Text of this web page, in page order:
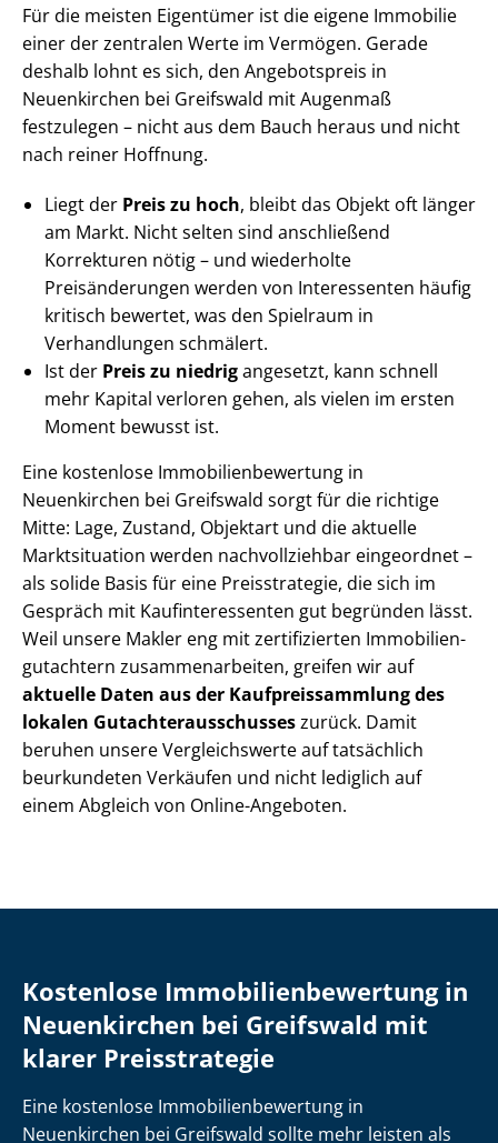
Für die meisten Eigentümer ist die eigene Immobilie
einer der zentralen Werte im Vermögen. Gerade
deshalb lohnt es sich, den Angebotspreis in
Neuenkirchen bei Greifswald mit Augenmaß
festzulegen – nicht aus dem Bauch heraus und nicht
nach reiner Hoffnung.
Liegt der Preis zu hoch, bleibt das Objekt oft länger
am Markt. Nicht selten sind anschließend
Korrekturen nötig – und wiederholte
Preisänderungen werden von Interessenten häufig
kritisch bewertet, was den Spielraum in
Verhandlungen schmälert.
Ist der Preis zu niedrigangesetzt, kann schnell
mehr Kapital verloren gehen, als vielen im ersten
Moment bewusst ist.
Eine kostenlose Im­mo­bi­li­en­be­wer­tung in
Neuenkirchen bei Greifswald sorgt für die richtige
Mitte: Lage, Zustand, Objektart und die aktuelle
Marktsituation werden nachvollziehbar eingeordnet –
als solide Basis für eine Preisstrategie, die sich im
Gespräch mit Kauf­in­ter­es­sen­ten gut begründen lässt.
Weil unsere Makler eng mit zertifizierten Im­mo­bi­li­en­
gut­ach­tern zu­sam­men­ar­bei­ten, greifen wir auf
aktuelle Daten aus der Kauf­preis­samm­lung des
lokalen Gut­ach­ter­aus­schus­seszurück. Damit
beruhen unsere Vergleichswerte auf tatsächlich
beurkundeten Verkäufen und nicht lediglich auf
einem Abgleich von Online-Angeboten.
Kostenlose Im­mo­bi­li­en­be­wer­tung in
Neuenkirchen bei Greifswald mit
klarer Preisstrategie
Eine kostenlose Im­mo­bi­li­en­be­wer­tung in
Neuenkirchen bei Greifswald sollte mehr leisten als